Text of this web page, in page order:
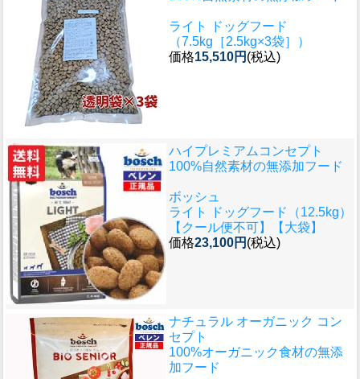
ライト ドッグフード
（7.5kg［2.5kg×3袋］）
価格15,510円 (税込)
ハイプレミアムコンセプト
100%自然素材の無添加フード
ボッシュ
ライト ドッグフード（12.5kg）
【クール便不可】【大袋】
価格23,100円 (税込)
ナチュラル オーガニック コン
セプト
100%オーガニック食材の無添
加フード